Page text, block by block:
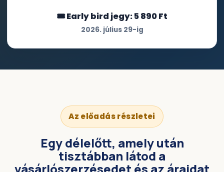
🎟Early bird jegy: 5 890 Ft
2026. július 29-ig
Az előadás részletei
Egy délelőtt, amely után
tisztábban látod a